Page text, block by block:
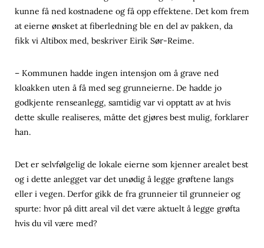
kunne få ned kostnadene og få opp effektene. Det kom frem
at eierne ønsket at fiberledning ble en del av pakken, da
fikk vi Altibox med, beskriver Eirik Sør-Reime.
– Kommunen hadde ingen intensjon om å grave ned
kloakken uten å få med seg grunneierne. De hadde jo
godkjente renseanlegg, samtidig var vi opptatt av at hvis
dette skulle realiseres, måtte det gjøres best mulig, forklarer
han.
Det er selvfølgelig de lokale eierne som kjenner arealet best
og i dette anlegget var det unødig å legge grøftene langs
eller i vegen. Derfor gikk de fra grunneier til grunneier og
spurte: hvor på ditt areal vil det være aktuelt å legge grøfta
hvis du vil være med?